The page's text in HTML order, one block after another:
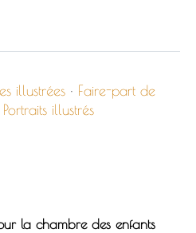
illustrées· Faire-part de
Portraits illustrés
la chambre des enfants